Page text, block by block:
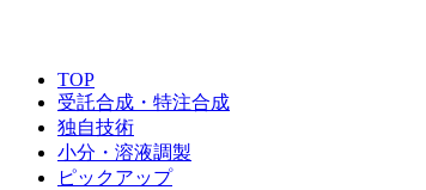
TOP
受託合成・特注合成
独自技術
小分・溶液調製
ピックアップ